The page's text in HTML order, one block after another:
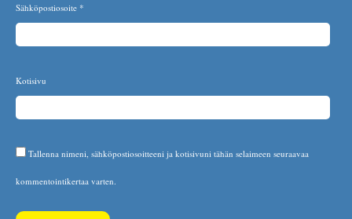
Sähköpostiosoite *
Kotisivu
Tallenna nimeni, sähköpostiosoitteeni ja kotisivuni tähän selaimeen seuraavaa
kommentointikertaa varten.